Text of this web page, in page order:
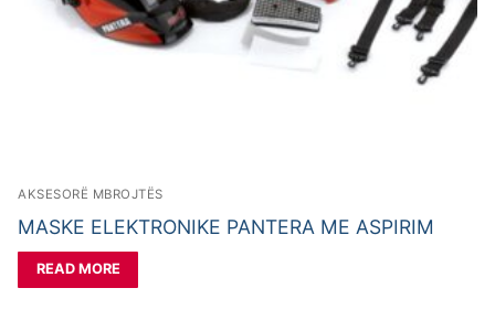
AKSESORË MBROJTËS
MASKE ELEKTRONIKE PANTERA ME ASPIRIM
READ MORE